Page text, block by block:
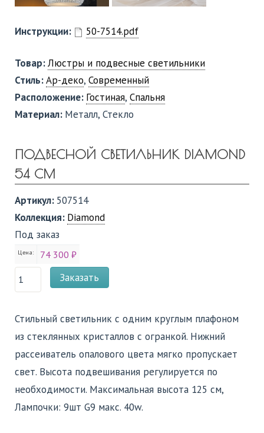
Инструкции: 50-7514.pdf
Товар:Люстры и подвесные светильники
Стиль:Ар-деко, Современный
Расположение: Гостиная, Спальня
Материал: Металл, Стекло
ПОДВЕСНОЙ СВЕТИЛЬНИК DIAMOND
54 СМ
Артикул: 507514
Коллекция: Diamond
Под заказ
Цена: 74 300 ₽
Заказать
Стильный светильник с одним круглым плафоном
из стеклянных кристаллов с огранкой. Нижний
рассеиватель опалового цвета мягко пропускает
свет. Высота подвешивания регулируется по
необходимости. Максимальная высота 125 см,
Лампочки: 9шт G9 макс. 40w.